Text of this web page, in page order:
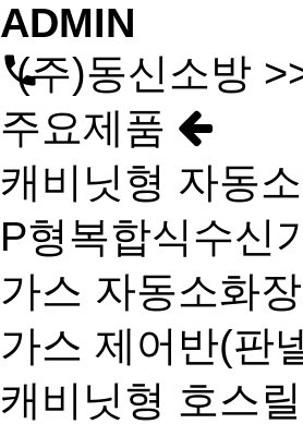
ADMIN
(주)동신소방
주요제품
캐비닛형 자동
P형복합식수신
가스 자동소화
가스 제어반(판
캐비닛형 호스릴